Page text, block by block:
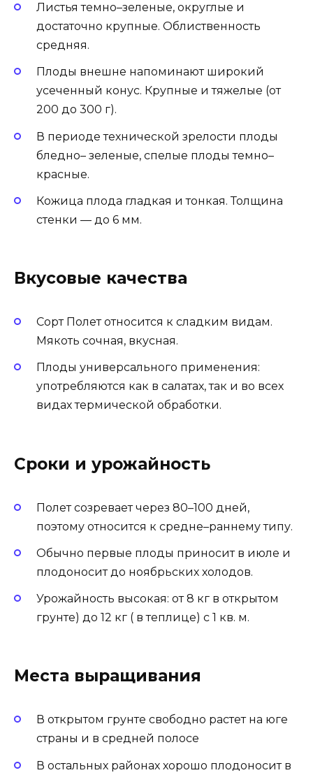
Листья темно–зеленые, округлые и
достаточно крупные. Облиственность
средняя.
Плоды внешне напоминают широкий
усеченный конус. Крупные и тяжелые (от
200 до 300 г).
В периоде технической зрелости плоды
бледно– зеленые, спелые плоды темно–
красные.
Кожица плода гладкая и тонкая. Толщина
стенки — до 6 мм.
Вкусовые качества
Сорт Полет относится к сладким видам.
Мякоть сочная, вкусная.
Плоды универсального применения:
употребляются как в салатах, так и во всех
видах термической обработки.
Сроки и урожайность
Полет созревает через 80–100 дней,
поэтому относится к средне–раннему типу.
Обычно первые плоды приносит в июле и
плодоносит до ноябрьских холодов.
Урожайность высокая: от 8 кг в открытом
грунте) до 12 кг ( в теплице) с 1 кв. м.
Места выращивания
В открытом грунте свободно растет на юге
страны и в средней полосе
В остальных районах хорошо плодоносит в